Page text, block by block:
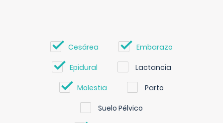
Cesárea Embarazo
Epidural Lactancia
Molestia Parto
Suelo Pélvico